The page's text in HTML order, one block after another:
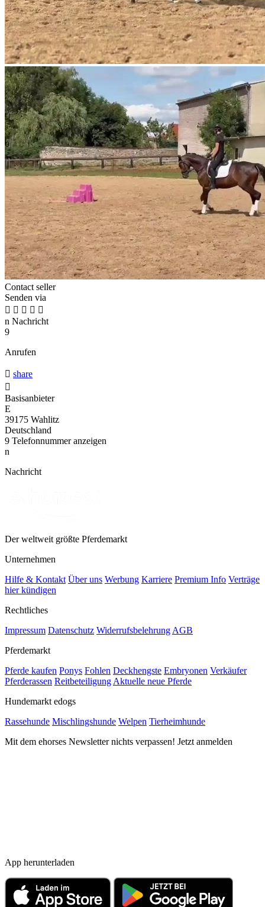
Contact seller
Senden via
    
n Nachricht
9
Anrufen
 share

Basisanbieter
E
39175 Wahlitz
Deutschland
9 Telefonnummer anzeigen
n
Nachricht
Der weltweit größte Pferdemarkt
Unternehmen
Hilfe & Kontakt Über uns Werbung Karriere Premium Info Verträge
hier kündigen
Rechtliches
Impressum Datenschutz Widerrufsbelehrung AGB
Pferdemarkt
Pferde kaufen Ponys Fohlen Deckhengste Embryonen Verkäufer
Pferderassen Reitbeteiligung Aktuelle neue Pferde
Hundemarkt edogs
Rassehunde Mischlingshunde Welpen Tierheimhunde
Mit dem ehorses Newsletter nichts verpassen! Jetzt anmelden
App herunterladen